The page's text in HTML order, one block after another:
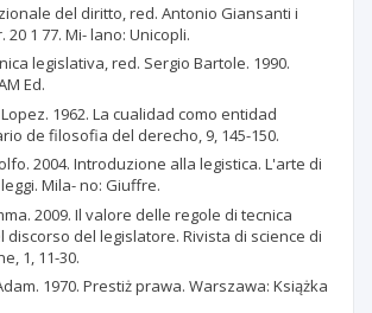
del diritto, red. Antonio Giansanti i
20 1 77. Mi- lano: Unicopli.
legislativa, red. Sergio Bartole. 1990.
Ed.
1962. La cualidad como entidad
de filosofia del derecho, 9, 145-150.
2004. Introduzione alla legistica. L'arte di
Mila- no: Giuffre.
2009. Il valore delle regole di tecnica
discorso del legislatore. Rivista di science di
1, 11-30.
1970. Prestiż prawa. Warszawa: Książka